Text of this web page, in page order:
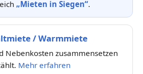
„Mieten in Siegen“.
/ Warmmiete
Nebenkosten zusammensetzen
Mehr erfahren